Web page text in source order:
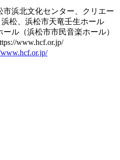
市浜北文化センター、クリエー
浜松、浜松市天竜壬生ホール
ル（浜松市市民音楽ホール）
www.hcf.or.jp/